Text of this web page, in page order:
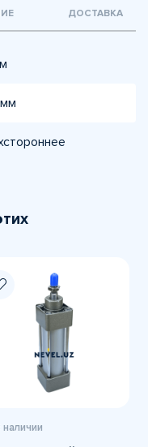
ДОСТАВКА
наличии